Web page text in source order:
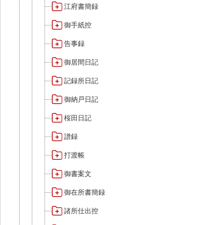
江府書簡録
御手紙控
告事録
御居間日記
記録所日記
御納戸日記
桜田日記
譜録
打渡帳
御書案文
御在所書簡録
諸所仕出控